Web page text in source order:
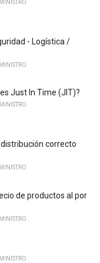
- Logística /
Just In Time (JIT)?
correcto
de productos al por